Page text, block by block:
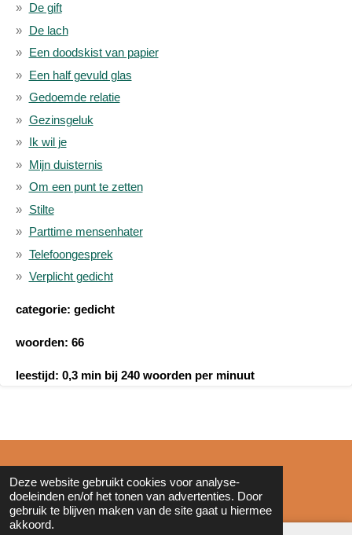
Deze website gebruikt cookies voor analyse-
doeleinden en/of het tonen van advertenties. Door
gebruik te blijven maken van de site gaat u hiermee
akkoord.
De gift
De lach
Een doodskist van papier
Een half gevuld glas
Gedoemde relatie
Gezinsgeluk
Ik wil je
Mijn duisternis
Om een punt te zetten
Stilte
Parttime mensenhater
Telefoongesprek
Verplicht gedicht
categorie: gedicht
woorden: 66
leestijd: 0,3 min bij 240 woorden per minuut
© 2011 - 2026 Zonderinkt.eu